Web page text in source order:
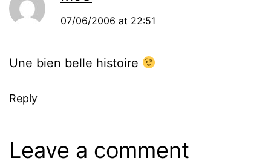
07/06/2006 at 22:51
Une bien belle histoire
Reply
Leave a comment